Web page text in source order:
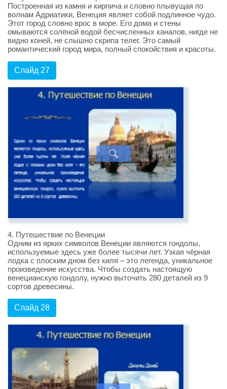
Построенная из камня и кирпича и словно плывущая по
волнам Адриатики, Венеция являет собой подлинное чудо.
Этот город словно врос в море. Его дома и стены
омываются солёной водой бесчисленных каналов, нигде не
видно коней, не слышно скрипа телег. Это самый
романтический город мира, полный спокойствия и красоты.
Слайд 27
4. Путешествие по Венеции
Одним из ярких символов Венеции являются гондолы,
используемые здесь уже более тысячи лет. Узкая чёрная
лодка с плоским дном без киля – это легенда, уникальное
произведение искусства. Чтобы создать настоящую
венецианскую гондолу, нужно выточить 280 деталей из 9
сортов древесины.
Слайд 28